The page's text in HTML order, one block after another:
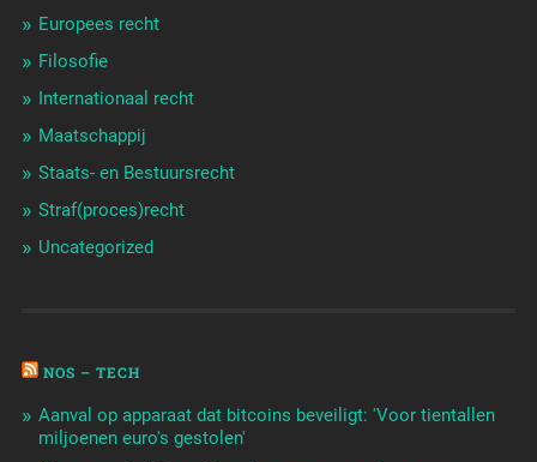
Europees recht
Filosofie
Internationaal recht
Maatschappij
Staats- en Bestuursrecht
Straf(proces)recht
Uncategorized
NOS – TECH
Aanval op apparaat dat bitcoins beveiligt: 'Voor tientallen
miljoenen euro's gestolen'